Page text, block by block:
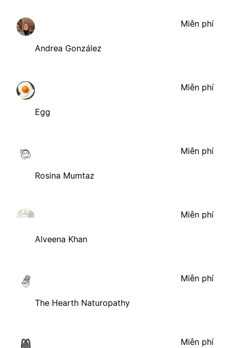
Andrea González
Miễn phí
Egg
Miễn phí
Rosina Mumtaz
Miễn phí
Alveena Khan
Miễn phí
The Hearth Naturopathy
Miễn phí
Miễn phí